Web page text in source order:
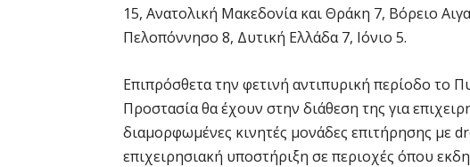
15, Ανατολική Μακεδονία και Θράκη 7, Βόρειο
Πελοπόννησο 8, Δυτική Ελλάδα 7, Ιόνιο 5.
Επιπρόσθετα την φετινή αντιπυρική περίοδο το
Προστασία θα έχουν στην διάθεση της για
διαμορφωμένες κινητές μονάδες επιτήρησης με
επιχειρησιακή υποστήριξη σε περιοχές όπου